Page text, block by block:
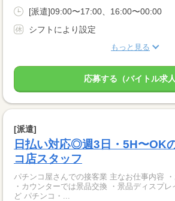
[派遣]09:00〜17:00、16:00〜00:00
シフトにより設定
もっと見る
応募する（バイトル求人
[派遣]
日払い対応◎週3日・5H〜OK
コ店スタッフ
パチンコ屋さんでの接客業 主なお仕事内容
・カウンターでは景品交換 ・景品ディスプ
ど パチンコ・...